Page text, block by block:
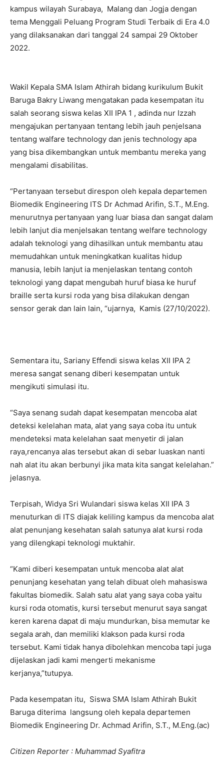
kampus wilayah Surabaya, Malang dan Jogja dengan
tema Menggali Peluang Program Studi Terbaik di Era 4.0
yang dilaksanakan dari tanggal 24 sampai 29 Oktober
2022.
Wakil Kepala SMA Islam Athirah bidang kurikulum Bukit
Baruga Bakry Liwang mengatakan pada kesempatan itu
salah seorang siswa kelas XII IPA 1 , adinda nur Izzah
mengajukan pertanyaan tentang lebih jauh penjelsana
tentang walfare technology dan jenis technology apa
yang bisa dikembangkan untuk membantu mereka yang
mengalami disabilitas.
“Pertanyaan tersebut direspon oleh kepala departemen
Biomedik Engineering ITS Dr Achmad Arifin, S.T., M.Eng.
menurutnya pertanyaan yang luar biasa dan sangat dalam
lebih lanjut dia menjelsakan tentang welfare technology
adalah teknologi yang dihasilkan untuk membantu atau
memudahkan untuk meningkatkan kualitas hidup
manusia, lebih lanjut ia menjelaskan tentang contoh
teknologi yang dapat mengubah huruf biasa ke huruf
braille serta kursi roda yang bisa dilakukan dengan
sensor gerak dan lain lain, “ujarnya, Kamis (27/10/2022).
Sementara itu, Sariany Effendi siswa kelas XII IPA 2
meresa sangat senang diberi kesempatan untuk
mengikuti simulasi itu.
“Saya senang sudah dapat kesempatan mencoba alat
deteksi kelelahan mata, alat yang saya coba itu untuk
mendeteksi mata kelelahan saat menyetir di jalan
raya,rencanya alas tersebut akan di sebar luaskan nanti
nah alat itu akan berbunyi jika mata kita sangat kelelahan.”
jelasnya.
Terpisah, Widya Sri Wulandari siswa kelas XII IPA 3
menuturkan di ITS diajak keliling kampus da mencoba alat
alat penunjang kesehatan salah satunya alat kursi roda
yang dilengkapi teknologi muktahir.
“Kami diberi kesempatan untuk mencoba alat alat
penunjang kesehatan yang telah dibuat oleh mahasiswa
fakultas biomedik. Salah satu alat yang saya coba yaitu
kursi roda otomatis, kursi tersebut menurut saya sangat
keren karena dapat di maju mundurkan, bisa memutar ke
segala arah, dan memiliki klakson pada kursi roda
tersebut. Kami tidak hanya dibolehkan mencoba tapi juga
dijelaskan jadi kami mengerti mekanisme
kerjanya,”tutupya.
Pada kesempatan itu, Siswa SMA Islam Athirah Bukit
Baruga diterima langsung oleh kepala departemen
Biomedik Engineering Dr. Achmad Arifin, S.T., M.Eng.(ac)
Citizen Reporter : Muhammad Syafitra